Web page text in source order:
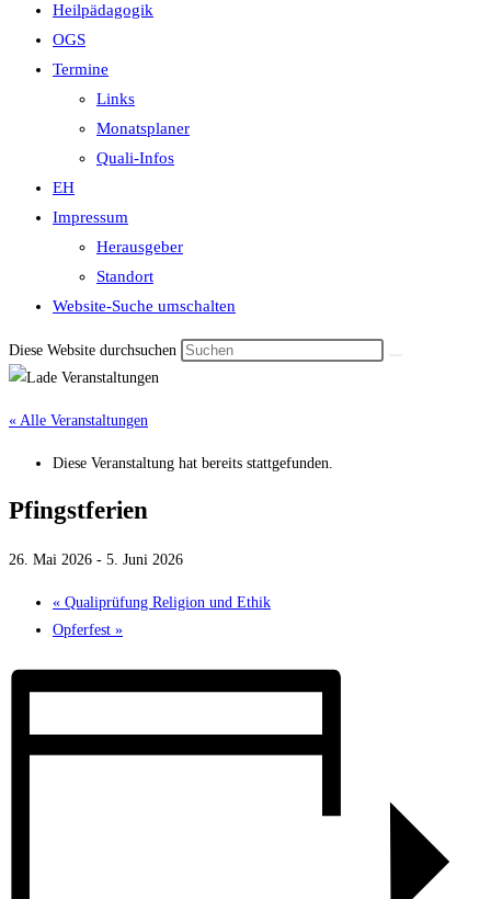
Heilpädagogik
OGS
Termine
Links
Monatsplaner
Quali-Infos
EH
Impressum
Herausgeber
Standort
Website-Suche umschalten
Diese Website durchsuchen
« Alle Veranstaltungen
Diese Veranstaltung hat bereits stattgefunden.
Pfingstferien
26. Mai 2026 - 5. Juni 2026
« Qualiprüfung Religion und Ethik
Opferfest »